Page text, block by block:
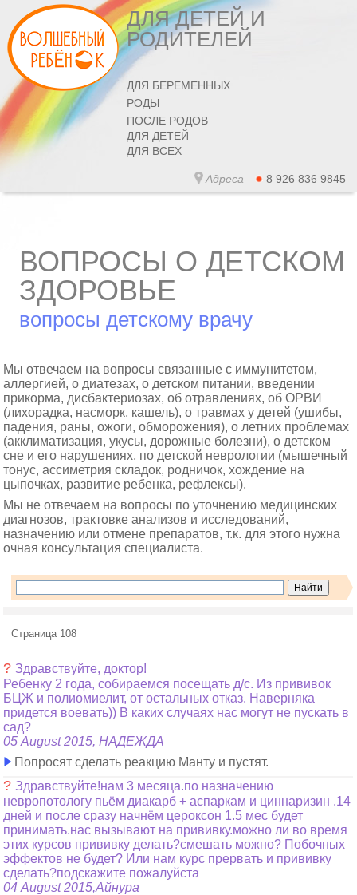
ДЛЯ ДЕТЕЙ И
РОДИТЕЛЕЙ
ДЛЯ БЕРЕМЕННЫХ
РОДЫ
ПОСЛЕ РОДОВ
ДЛЯ ДЕТЕЙ
ДЛЯ ВСЕХ
Адреса 8 926 836 9845
ВОПРОСЫ О ДЕТСКОМ
ЗДОРОВЬЕ
вопросы детскому врачу
Мы отвечаем на вопросы связанные с иммунитетом,
аллергией, о диатезах, о детском питании, введении
прикорма, дисбактериозах, об отравлениях, об ОРВИ
(лихорадка, насморк, кашель), о травмах у детей (ушибы,
падения, раны, ожоги, обморожения), о летних проблемах
(акклиматизация, укусы, дорожные болезни), о детском
сне и его нарушениях, по детской неврологии (мышечный
тонус, ассиметрия складок, родничок, хождение на
цыпочках, развитие ребенка, рефлексы).
Мы не отвечаем на вопросы по уточнению медицинских
диагнозов, трактовке анализов и исследований,
назначению или отмене препаратов, т.к. для этого нужна
очная консультация специалиста.
Страница 108
? Здравствуйте, доктор!
Ребенку 2 года, собираемся посещать д/с. Из прививок
БЦЖ и полиомиелит, от остальных отказ. Наверняка
придется воевать)) В каких случаях нас могут не пускать в
сад?
05 August 2015, НАДЕЖДА
Попросят сделать реакцию Манту и пустят.
? Здравствуйте!нам 3 месяца.по назначению
невропотологу пьём диакарб + аспаркам и циннаризин .14
дней и после сразу начнём цероксон 1.5 мес будет
принимать.нас вызывают на прививку.можно ли во время
этих курсов прививку делать?смешать можно? Побочных
эффектов не будет? Или нам курс прервать и прививку
сделать?подскажите пожалуйста
04 August 2015,Айнура